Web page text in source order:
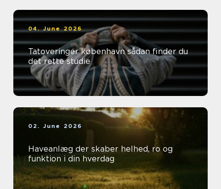
04. June 2026
Tatoveringer københavn sådan finder du
det rette studie
02. June 2026
Haveanlæg der skaber helhed, ro og
funktion i din hverdag